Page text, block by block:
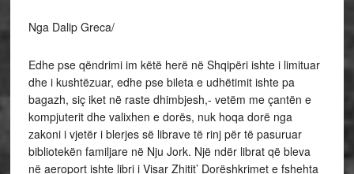
Nga Dalip Greca/
Edhe pse qëndrimi im këtë herë në Shqipëri ishte i limituar
dhe i kushtëzuar, edhe pse bileta e udhëtimit ishte pa
bagazh, siç iket në raste dhimbjesh,- vetëm me çantën e
kompjuterit dhe valixhen e dorës, nuk hoqa dorë nga
zakoni i vjetër i blerjes së librave të rinj për të pasuruar
bibliotekën familjare në Nju Jork. Një ndër librat që bleva
në aeroport ishte libri i Visar Zhitit’ Dorëshkrimet e fshehta